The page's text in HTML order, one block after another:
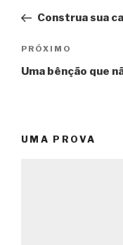
Post
anterior
Construa sua
Próximo
post
PRÓXIMO
Uma bênção que
UMA PROVA